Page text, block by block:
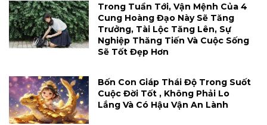
Trong Tuần Tới, Vận Mệnh Của 4
Cung Hoàng Đạo Này Sẽ Tăng
Trưởng, Tài Lộc Tăng Lên, Sự
Nghiệp Thăng Tiến Và Cuộc Sống
Sẽ Tốt Đẹp Hơn
Bốn Con Giáp Thái Độ Trong Suốt
Cuộc Đời Tốt , Không Phải Lo
Lắng Và Có Hậu Vận An Lành